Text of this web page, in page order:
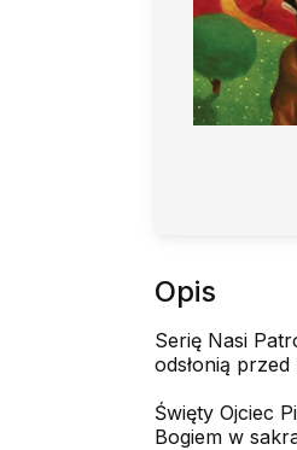
Opis
Serię Nasi
odsłonią
Święty Ojciec
Bogiem w